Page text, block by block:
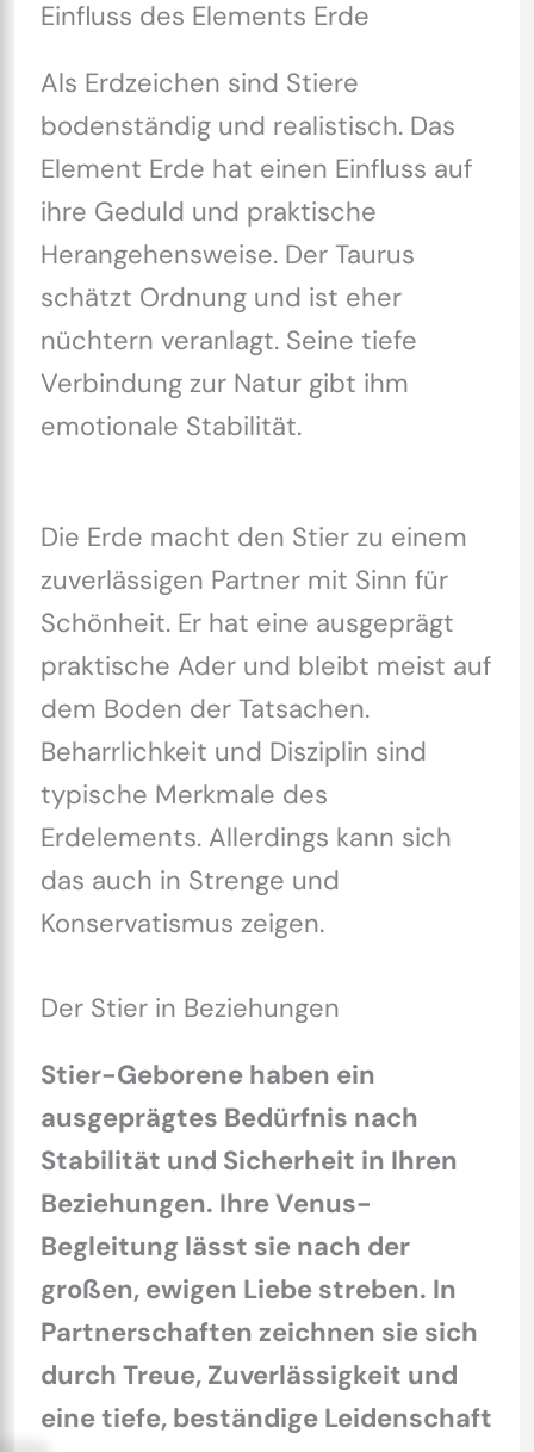
Einfluss des Elements Erde
Als Erdzeichen sind Stiere
bodenständig und realistisch. Das
Element Erde hat einen Einfluss auf
ihre Geduld und praktische
Herangehensweise. Der Taurus
schätzt Ordnung und ist eher
nüchtern veranlagt. Seine tiefe
Verbindung zur Natur gibt ihm
emotionale Stabilität.
Die Erde macht den Stier zu einem
zuverlässigen Partner mit Sinn für
Schönheit. Er hat eine ausgeprägt
praktische Ader und bleibt meist auf
dem Boden der Tatsachen.
Beharrlichkeit und Disziplin sind
typische Merkmale des
Erdelements. Allerdings kann sich
das auch in Strenge und
Konservatismus zeigen.
Der Stier in Beziehungen
Stier-Geborene haben ein
ausgeprägtes Bedürfnis nach
Stabilität und Sicherheit in Ihren
Beziehungen. Ihre Venus-
Begleitung lässt sie nach der
großen, ewigen Liebe streben. In
Partnerschaften zeichnen sie sich
durch Treue, Zuverlässigkeit und
eine tiefe, beständige Leidenschaft